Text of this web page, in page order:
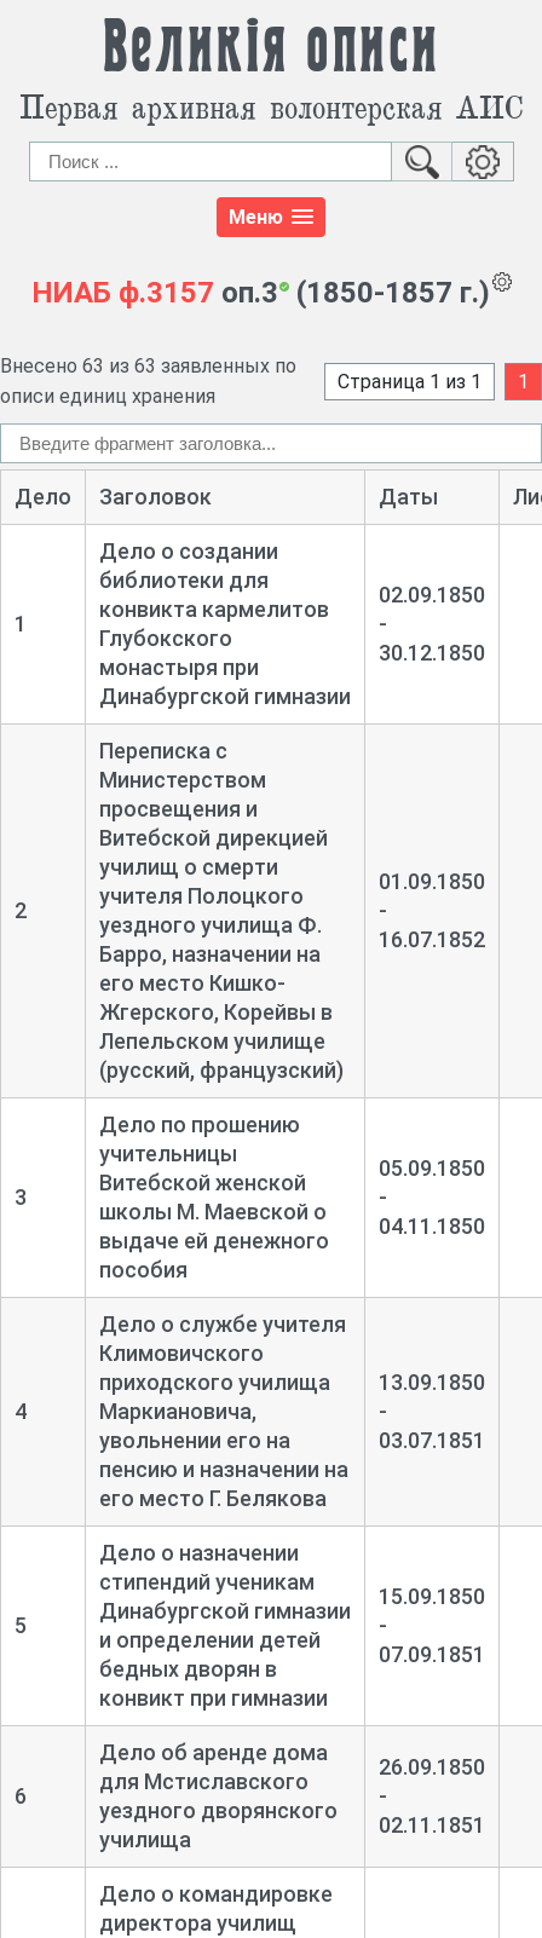
Великія описи
Первая архивная волонтерская АИС
Меню
НИАБ ф.3157 оп.3 (1850-1857 г.)
Внесено 63 из 63 заявленных по
описи единиц хранения
Страница 1 из 1 1
Дело Заголовок Даты
1
Дело о создании
библиотеки для
конвикта кармелитов
Глубокского
монастыря при
Динабургской гимназии
02.09.1850
-
30.12.1850
2
Переписка с
Министерством
просвещения и
Витебской дирекцией
училищ о смерти
учителя Полоцкого
уездного училища Ф.
Барро, назначении на
его место Кишко-
Жгерского, Корейвы в
Лепельском училище
(русский, французский)
01.09.1850
-
16.07.1852
3
Дело по прошению
учительницы
Витебской женской
школы М. Маевской о
выдаче ей денежного
пособия
05.09.1850
-
04.11.1850
4
Дело о службе учителя
Климовичского
приходского училища
Маркиановича,
увольнении его на
пенсию и назначении на
его место Г. Белякова
13.09.1850
-
03.07.1851
5
Дело о назначении
стипендий ученикам
Динабургской гимназии
и определении детей
бедных дворян в
конвикт при гимназии
15.09.1850
-
07.09.1851
6
Дело об аренде дома
для Мстиславского
уездного дворянского
училища
26.09.1850
-
02.11.1851
Дело о командировке
директора училищ